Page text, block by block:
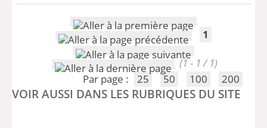
1
(1 - 1 / 1)
Par page :
25 50 100 200
VOIR AUSSI DANS LES RUBRIQUES DU SITE